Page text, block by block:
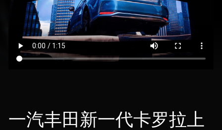
案例展示
所有作品集
沉浸式展厅
视觉特效设计
实验场
TD书籍
简体中文
一汽丰田新一代卡罗拉上